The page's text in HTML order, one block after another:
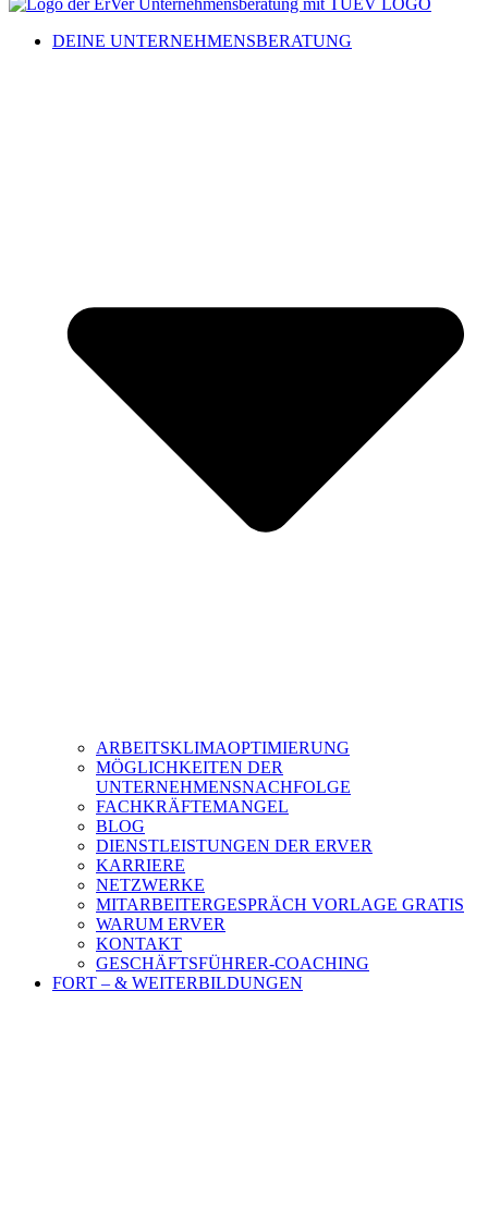
DEINE UNTERNEHMENSBERATUNG
ARBEITSKLIMAOPTIMIERUNG
MÖGLICHKEITEN DER
UNTERNEHMENSNACHFOLGE
FACHKRÄFTEMANGEL
BLOG
DIENSTLEISTUNGEN DER ERVER
KARRIERE
NETZWERKE
MITARBEITERGESPRÄCH VORLAGE GRATIS
WARUM ERVER
KONTAKT
GESCHÄFTSFÜHRER-COACHING
FORT – & WEITERBILDUNGEN